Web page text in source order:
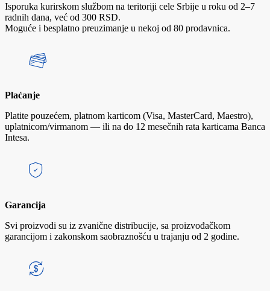
Isporuka kurirskom službom na teritoriji cele Srbije u roku od 2–7
radnih dana, već od 300 RSD.
Moguće i besplatno preuzimanje u nekoj od 80 prodavnica.
Plaćanje
Platite pouzećem, platnom karticom (Visa, MasterCard, Maestro),
uplatnicom/virmanom — ili na do 12 mesečnih rata karticama Banca
Intesa.
Garancija
Svi proizvodi su iz zvanične distribucije, sa proizvođačkom
garancijom i zakonskom saobraznošću u trajanju od 2 godine.